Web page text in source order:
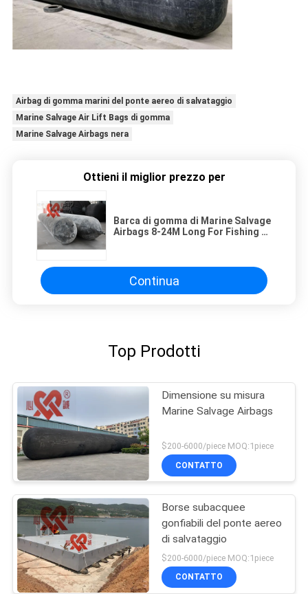
Airbag di gomma marini del ponte aereo di salvataggio
Marine Salvage Air Lift Bags di gomma
Marine Salvage Airbags nera
Ottieni il miglior prezzo per
Barca di gomma di Marine Salvage
Airbags 8-24M Long For Fishing di
Continua
Top Prodotti
Dimensione su misura
Marine Salvage Airbags
$200-6000/piece MOQ:1piece
CONTATTO
Borse subacquee
gonfiabili del ponte aereo
di salvataggio
$200-6000/piece MOQ:1piece
CONTATTO